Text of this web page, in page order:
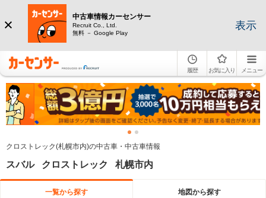
中古車情報カーセンサー
Recruit Co., Ltd.
無料 － Google Play
表示
履歴 お気に入り メニュー
クロストレック(札幌市内)の中古車・中古車情報
スバル クロストレック 札幌市内
一覧から探す 地図から探す